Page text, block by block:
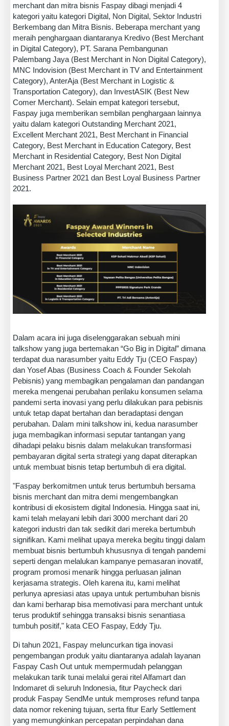
merchant dan mitra bisnis Faspay dibagi menjadi 4
kategori yaitu kategori Digital, Non Digital, Sektor Industri
Berkembang dan Mitra Bisnis. Beberapa merchant yang
meraih penghargaan diantaranya Kredivo (Best Merchant
in Digital Category), PT. Sarana Pembangunan
Palembang Jaya (Best Merchant in Non Digital Category),
MNC Indovision (Best Merchant in TV and Entertainment
Category), AnterAja (Best Merchant in Logistic &
Transportation Category), dan InvestASIK (Best New
Comer Merchant). Selain empat kategori tersebut,
Faspay juga memberikan sembilan penghargaan lainnya
yaitu dalam kategori Outstanding Merchant 2021,
Excellent Merchant 2021, Best Merchant in Financial
Category, Best Merchant in Education Category, Best
Merchant in Residential Category, Best Non Digital
Merchant 2021, Best Loyal Merchant 2021, Best
Business Partner 2021 dan Best Loyal Business Partner
2021.
Dalam acara ini juga diselenggarakan sebuah mini
talkshow yang juga bertemakan “Go Big in Digital” dimana
terdapat dua narasumber yaitu Eddy Tju (CEO Faspay)
dan Yosef Abas (Business Coach & Founder Sekolah
Pebisnis) yang membagikan pengalaman dan pandangan
mereka mengenai perubahan perilaku konsumen selama
pandemi serta inovasi yang perlu dilakukan para pebisnis
untuk tetap dapat bertahan dan beradaptasi dengan
perubahan. Dalam mini talkshow ini, kedua narasumber
juga membagikan informasi seputar tantangan yang
dihadapi pelaku bisnis dalam melakukan transformasi
pembayaran digital serta strategi yang dapat diterapkan
untuk membuat bisnis tetap bertumbuh di era digital.
"Faspay berkomitmen untuk terus bertumbuh bersama
bisnis merchant dan mitra demi mengembangkan
kontribusi di ekosistem digital Indonesia. Hingga saat ini,
kami telah melayani lebih dari 3000 merchant dari 20
kategori industri dan tak sedikit dari mereka bertumbuh
signifikan. Kami melihat upaya mereka begitu tinggi dalam
membuat bisnis bertumbuh khususnya di tengah pandemi
seperti dengan melalukan kampanye pemasaran inovatif,
program promosi menarik hingga perluasan jalinan
kerjasama strategis. Oleh karena itu, kami melihat
perlunya apresiasi atas upaya untuk pertumbuhan bisnis
dan kami berharap bisa memotivasi para merchant untuk
terus produktif sehingga transaksi bisnis senantiasa
tumbuh positif," kata CEO Faspay, Eddy Tju.
Di tahun 2021, Faspay meluncurkan tiga inovasi
pengembangan produk yaitu diantaranya adalah layanan
Faspay Cash Out untuk mempermudah pelanggan
melakukan tarik tunai melalui gerai ritel Alfamart dan
Indomaret di seluruh Indonesia, fitur Paycheck dari
produk Faspay SendMe untuk memproses refund tanpa
data nomor rekening tujuan, serta fitur Early Settlement
yang memungkinkan percepatan perpindahan dana